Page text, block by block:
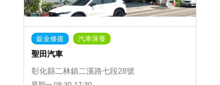
鈑金修復 汽車保養
聖田汽車
彰化縣二林鎮二溪路七段28號